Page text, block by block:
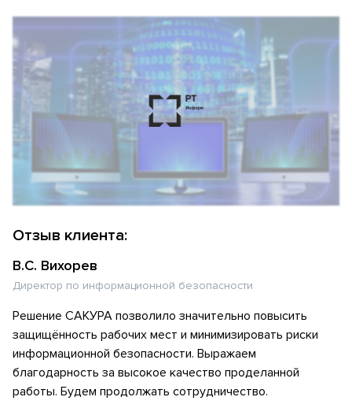
Отзыв клиента:
В.С. Вихорев
Директор по информационной безопасности
Решение САКУРА позволило значительно повысить
защищённость рабочих мест и минимизировать риски
информационной безопасности. Выражаем
благодарность за высокое качество проделанной
работы. Будем продолжать сотрудничество.